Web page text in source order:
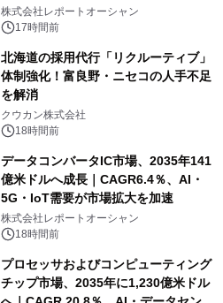
センター・高速光通信需要が成長を加
速
株式会社レポートオーシャン
17時間前
北海道の採用代行「リクルーティブ」
体制強化！富良野・ニセコの人手不足
を解消
クウカン株式会社
18時間前
データコンバータIC市場、2035年141
億米ドルへ成長｜CAGR6.4％、AI・
5G・IoT需要が市場拡大を加速
株式会社レポートオーシャン
18時間前
プロセッサおよびコンピューティング
チップ市場、2035年に1,230億米ドル